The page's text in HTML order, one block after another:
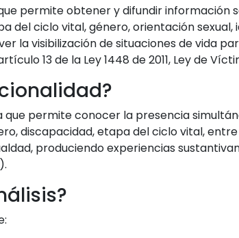
permite obtener y difundir información
del ciclo vital, género, orientación
la visibilización de situaciones de vida
13 de la Ley 1448 de 2011, Ley de
que permite conocer la presencia
discapacidad, etapa del ciclo vital,
produciendo experiencias